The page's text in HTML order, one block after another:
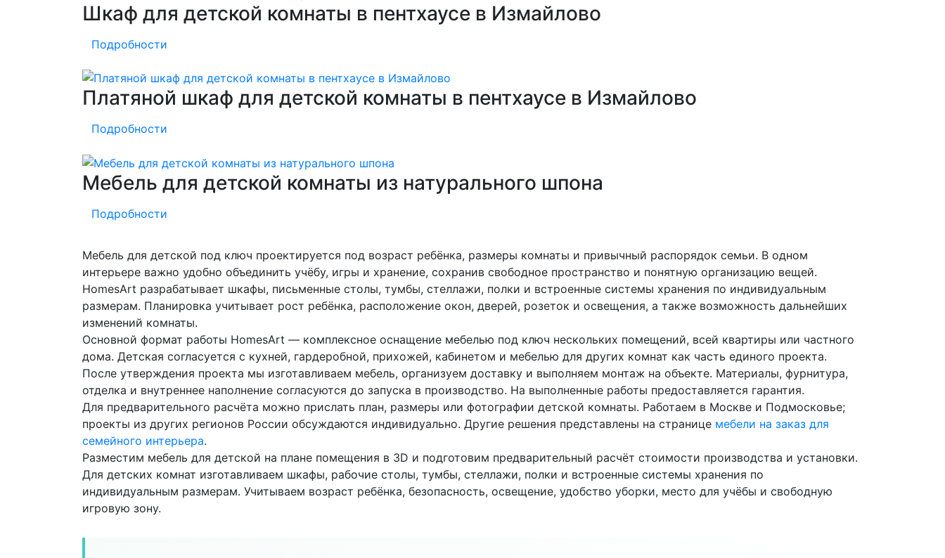
Шкаф для детской комнаты в пентхаусе в Измайлово
Подробности
Платяной шкаф для детской комнаты в пентхаусе в Измайлово
Подробности
Мебель для детской комнаты из натурального шпона
Подробности
Мебель для детской под ключ проектируется под возраст ребёнка, размеры комнаты и привычный распорядок семьи. В одном
интерьере важно удобно объединить учёбу, игры и хранение, сохранив свободное пространство и понятную организацию вещей.
HomesArt разрабатывает шкафы, письменные столы, тумбы, стеллажи, полки и встроенные системы хранения по индивидуальным
размерам. Планировка учитывает рост ребёнка, расположение окон, дверей, розеток и освещения, а также возможность дальнейших
изменений комнаты.
Основной формат работы HomesArt — комплексное оснащение мебелью под ключ нескольких помещений, всей квартиры или частного
дома. Детская согласуется с кухней, гардеробной, прихожей, кабинетом и мебелью для других комнат как часть единого проекта.
После утверждения проекта мы изготавливаем мебель, организуем доставку и выполняем монтаж на объекте. Материалы, фурнитура,
отделка и внутреннее наполнение согласуются до запуска в производство. На выполненные работы предоставляется гарантия.
Для предварительного расчёта можно прислать план, размеры или фотографии детской комнаты. Работаем в Москве и Подмосковье;
проекты из других регионов России обсуждаются индивидуально. Другие решения представлены на странице мебели на заказ для
семейного интерьера.
Разместим мебель для детской на плане помещения в 3D и подготовим предварительный расчёт стоимости производства и установки.
Для детских комнат изготавливаем шкафы, рабочие столы, тумбы, стеллажи, полки и встроенные системы хранения по
индивидуальным размерам. Учитываем возраст ребёнка, безопасность, освещение, удобство уборки, место для учёбы и свободную
игровую зону.